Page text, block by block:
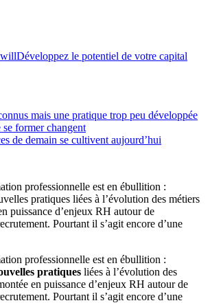
Développez le potentiel de votre capital
mais une pratique trop peu développée
former changent
de demain se cultivent aujourd’hui
professionnelle est en ébullition :
pratiques liées à l’évolution des métiers
puissance d’enjeux RH autour de
Pourtant il s’agit encore d’une
professionnelle est en ébullition :
pratiques liées à l’évolution des
en puissance d’enjeux RH autour de
Pourtant il s’agit encore d’une